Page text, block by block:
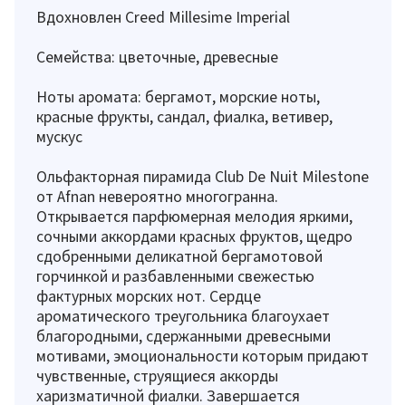
Вдохновлен Creed Millesime Imperial
Семейства: цветочные, древесные
Ноты аромата: бергамот, морские ноты,
красные фрукты, сандал, фиалка, ветивер,
мускус
Ольфакторная пирамида Club De Nuit Milestone
от Afnan невероятно многогранна.
Открывается парфюмерная мелодия яркими,
сочными аккордами красных фруктов, щедро
сдобренными деликатной бергамотовой
горчинкой и разбавленными свежестью
фактурных морских нот. Сердце
ароматического треугольника благоухает
благородными, сдержанными древесными
мотивами, эмоциональности которым придают
чувственные, струящиеся аккорды
харизматичной фиалки. Завершается